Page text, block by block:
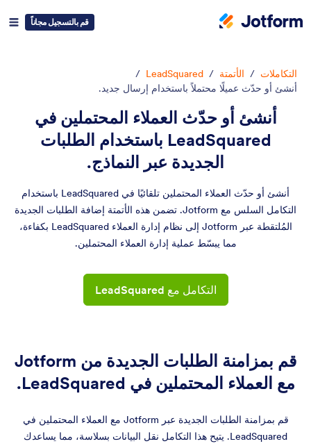
قم بالتسجيل مجاناً
التكاملات / الأتمتة /
LeadSquared
/
أنشئ أو حدّث عميلًا محتملاً باستخدام إرسال جديد.
أنشئ أو حدّث العملاء المحتملين في
LeadSquared باستخدام الطلبات
الجديدة عبر النماذج.
أنشئ أو حدّث العملاء المحتملين تلقائيًا في LeadSquared باستخدام
التكامل السلس مع Jotform. تضمن هذه الأتمتة إضافة الطلبات الجديدة
المُلتقطة عبر Jotform إلى نظام إدارة العملاء LeadSquared بكفاءة،
مما يبسّط عملية إدارة العملاء المحتملين.
التكامل مع LeadSquared
قم بمزامنة الطلبات الجديدة من Jotform
مع العملاء المحتملين في LeadSquared.
قم بمزامنة الطلبات الجديدة عبر Jotform مع العملاء المحتملين في
LeadSquared. يتيح هذا التكامل نقل البيانات بسلاسة، مما يساعدك